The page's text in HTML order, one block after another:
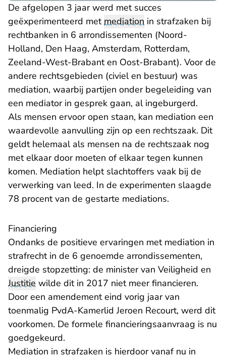
De afgelopen 3 jaar werd met succes
geëxperimenteerd metmediation in strafzaken bij
rechtbanken in 6 arrondissementen (Noord-
Holland, Den Haag, Amsterdam, Rotterdam,
Zeeland-West-Brabant en Oost-Brabant). Voor de
andere rechtsgebieden (civiel en bestuur) was
mediation, waarbij partijen onder begeleiding van
een mediator in gesprek gaan, al ingeburgerd.
Als mensen ervoor open staan, kan mediation een
waardevolle aanvulling zijn op een rechtszaak. Dit
geldt helemaal als mensen na de rechtszaak nog
met elkaar door moeten of elkaar tegen kunnen
komen. Mediation helpt slachtoffers vaak bij de
verwerking van leed. In de experimenten slaagde
78 procent van de gestarte mediations.
Financiering
Ondanks de positieve ervaringen met mediation in
strafrecht in de 6 genoemde arrondissementen,
dreigde stopzetting: de minister van Veiligheid en
Justitie wilde dit in 2017 niet meer financieren.
Door een amendement eind vorig jaar van
toenmalig PvdA-Kamerlid Jeroen Recourt, werd dit
voorkomen. De formele financieringsaanvraag is nu
goedgekeurd.
Mediation in strafzaken is hierdoor vanaf nu in